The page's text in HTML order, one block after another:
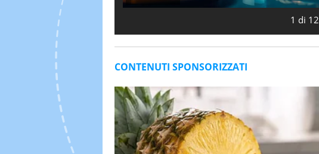
1 di 12